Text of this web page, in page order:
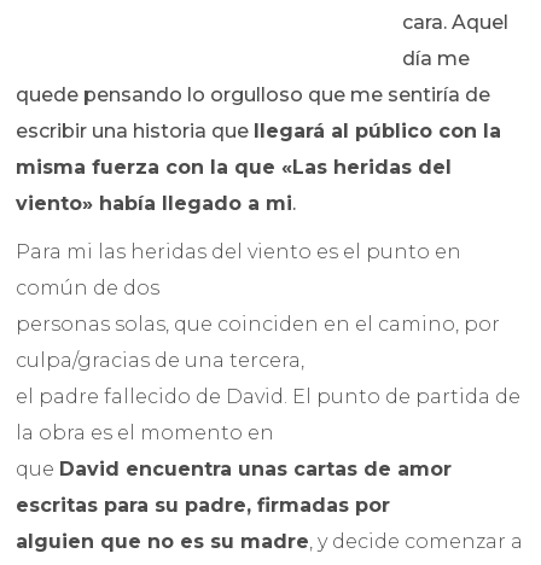
cara. Aquel
día me
quede pensando lo orgulloso que me sentiría de
escribir una historia que
llegará al público con la
misma fuerza con la que «Las heridas del
viento» había llegado a mi.
Para mi las heridas del viento es el punto en
común de dos
personas solas, que coinciden en el camino, por
culpa/gracias de una tercera,
el padre fallecido de David. El punto de partida de
la obra es el momento en
que David encuentra unas cartas de amor
escritas para su padre, firmadas por
alguien que no es su madre, y decide comenzar a